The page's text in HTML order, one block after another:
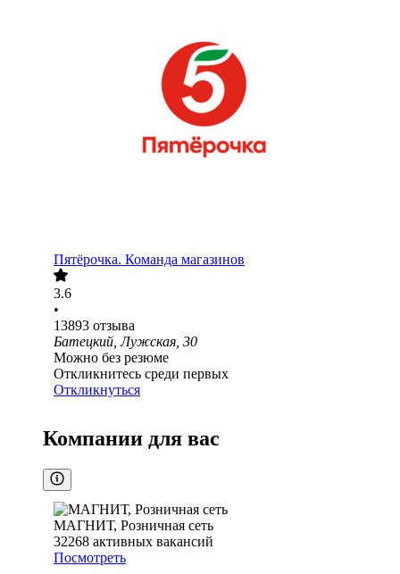
Пятёрочка. Команда магазинов
3.6
•
13893 отзыва
Батецкий, Лужская, 30
Можно без резюме
Откликнитесь среди первых
Откликнуться
Компании для вас
МАГНИТ, Розничная сеть
32268 активных вакансий
Посмотреть